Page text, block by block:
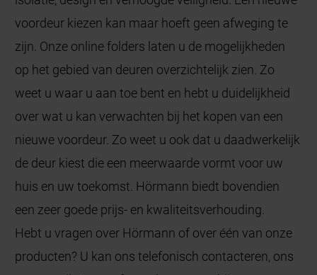
voordeur kiezen kan maar hoeft geen afweging te
zijn. Onze online folders laten u de mogelijkheden
op het gebied van deuren overzichtelijk zien. Zo
weet u waar u aan toe bent en hebt u duidelijkheid
over wat u kan verwachten bij het kopen van een
nieuwe voordeur. Zo weet u ook dat u daadwerkelijk
de deur kiest die een meerwaarde vormt voor uw
huis en uw toekomst. Hörmann biedt bovendien
een zeer goede prijs- en kwaliteitsverhouding.
Hebt u vragen over Hörmann of over één van onze
producten? U kan ons telefonisch contacteren, ons